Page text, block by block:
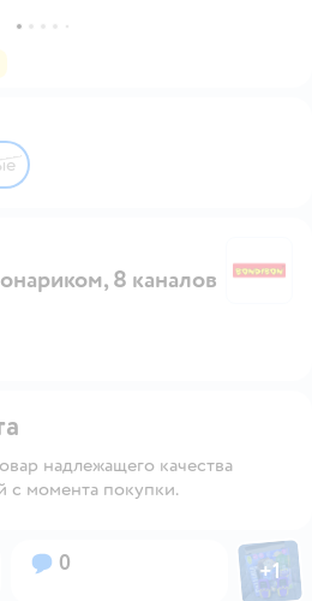
8 каналов
надлежащего качества
с момента покупки.
Вопросов:
0 Фото
+1